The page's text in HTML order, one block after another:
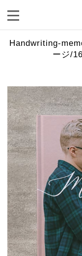
Handwriting-
ージ/